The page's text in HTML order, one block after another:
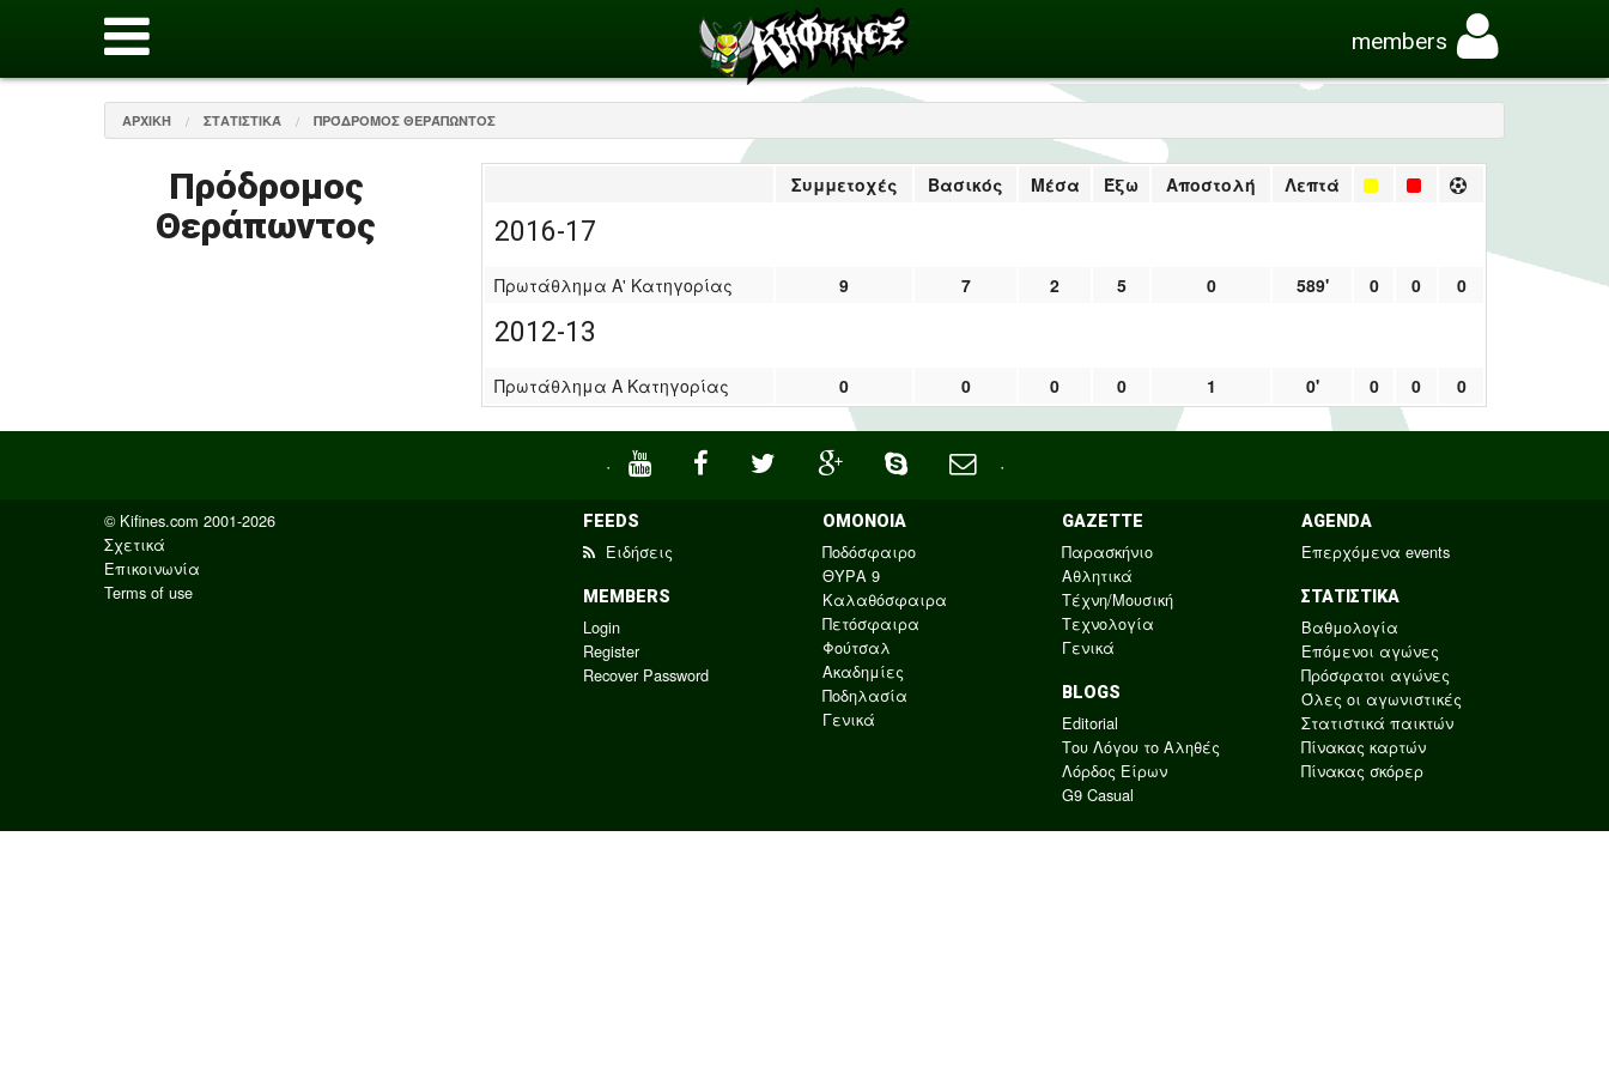
members
ΑΡΧΙΚΉ ΣΤΑΤΙΣΤΙΚΆ ΠΡΌΔΡΟΜΟΣ ΘΕΡΆΠΩΝΤΟΣ
Πρόδρομος
Θεράπωντος
Συμμετοχές Βασικός Μέσα Έξω Αποστολή Λεπτά
2016-17
Πρωτάθλημα Α' Κατηγορίας 9 7 2 5 0 589' 0 0 0
2012-13
Πρωτάθλημα Α Κατηγορίας 0 0 0 0 1 0' 0 0 0
· ·
© Kifines.com 2001-2026
Σχετικά
Επικοινωνία
Terms of use
FEEDS
Ειδήσεις
MEMBERS
Login
Register
Recover Password
ΟΜΟΝΟΙΑ
Ποδόσφαιρο
ΘΥΡΑ 9
Καλαθόσφαιρα
Πετόσφαιρα
Φούτσαλ
Ακαδημίες
Ποδηλασία
Γενικά
GAZETTE
Παρασκήνιο
Αθλητικά
Τέχνη/Μουσική
Τεχνολογία
Γενικά
BLOGS
Editorial
Του Λόγου το Αληθές
Λόρδος Είρων
G9 Casual
AGENDA
Επερχόμενα events
ΣΤΑΤΙΣΤΙΚΑ
Βαθμολογία
Επόμενοι αγώνες
Πρόσφατοι αγώνες
Όλες οι αγωνιστικές
Στατιστικά παικτών
Πίνακας καρτών
Πίνακας σκόρερ